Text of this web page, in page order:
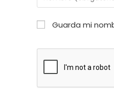
tu
nombre
o
Guarda mi